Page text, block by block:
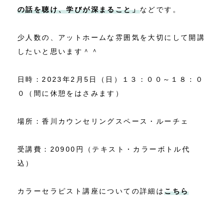
の話を聴け、学びが深まること」などです。
少人数の、アットホームな雰囲気を大切にして開講
したいと思います＾＾
日時：2023年2月5日（日）１３：００～１８：０
０（間に休憩をはさみます）
場所：香川カウンセリングスペース・ルーチェ
受講費：20900円（テキスト・カラーボトル代
込）
カラーセラピスト講座についての詳細はこちら